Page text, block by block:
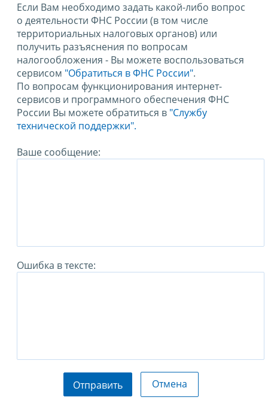
Если Вам необходимо задать какой-либо вопрос
о деятельности ФНС России (в том числе
территориальных налоговых органов) или
получить разъяснения по вопросам
налогообложения - Вы можете воспользоваться
сервисом "Обратиться в ФНС России".
По вопросам функционирования интернет-
сервисов и программного обеспечения ФНС
России Вы можете обратиться в "Службу
технической поддержки".
Ваше сообщение:
Ошибка в тексте:
Отправить Отмена